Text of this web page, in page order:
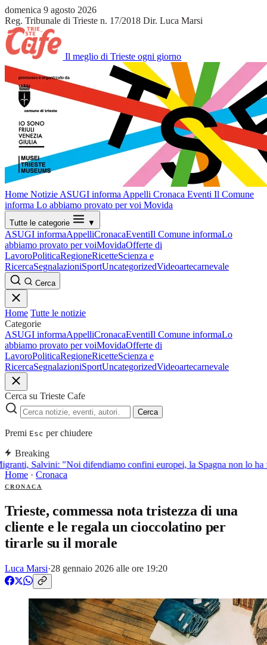
domenica 9 agosto 2026
Reg. Tribunale di Trieste n. 17/2018 Dir. Luca Marsi
Il meglio di Trieste ogni giorno
Home Notizie ASUGI informa Appelli Cronaca Eventi Il Comune
informa Lo abbiamo provato per voi Movida
Tutte le categorie ▼
ASUGI informaAppelliCronacaEventiIl Comune informaLo
abbiamo provato per voiMovidaOfferte di
LavoroPoliticaRegioneRicetteScienza e
RicercaSegnalazioniSportUncategorizedVideoartecarnevale
Cerca
Home Tutte le notizie
Categorie
ASUGI informaAppelliCronacaEventiIl Comune informaLo
abbiamo provato per voiMovidaOfferte di
LavoroPoliticaRegioneRicetteScienza e
RicercaSegnalazioniSportUncategorizedVideoartecarnevale
Cerca su Trieste Cafe
Cerca
Premi Esc per chiudere
Breaking
Salvini: "Noi difendiamo confini europei, la Spagna non lo
Home · Cronaca
CRONACA
Trieste, commessa nota tristezza di una
cliente e le regala un cioccolatino per
tirarle su il morale
Luca Marsi·28 gennaio 2026 alle ore 19:20